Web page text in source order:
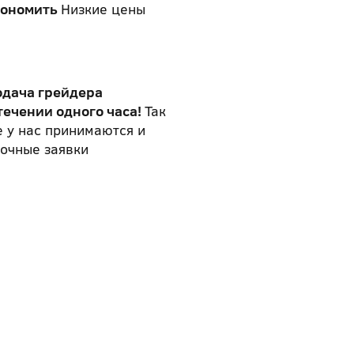
Низкие цены
грейдера
одного часа! Так
у нас принимаются и
заявки